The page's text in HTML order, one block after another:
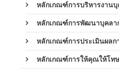
หลักเกณฑ์การบริหารงาน
หลักเกณฑ์การพัฒนาบุคลา
หลักเกณฑ์การประเมินผล
หลักเกณฑ์การให้คุณให้โท